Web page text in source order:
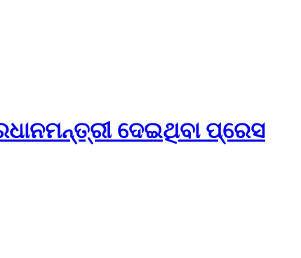
ଦେଇଥିବା ପ୍ରେସ